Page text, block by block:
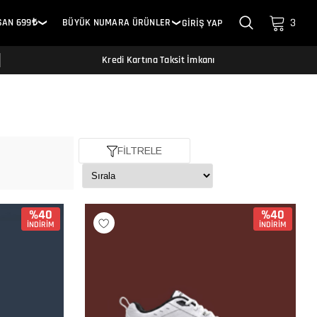
699₺❯ BÜYÜK NUMARA ÜRÜNLER ❯GİRİŞ YAP 3
Kredi Kartına Taksit İmkanı
FİLTRELE
%40
İNDİRİM
%40
İNDİRİM